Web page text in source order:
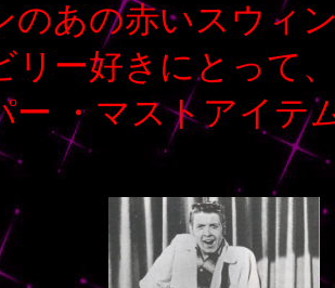
のあの赤いスウィ
リー好きにとって
ー
・マストアイテ